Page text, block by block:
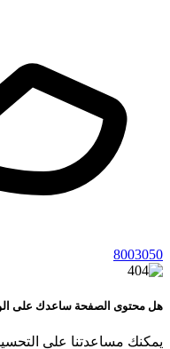
8003050
هل محتوى الصفحة ساعدك على
يمكنك مساعدتنا على